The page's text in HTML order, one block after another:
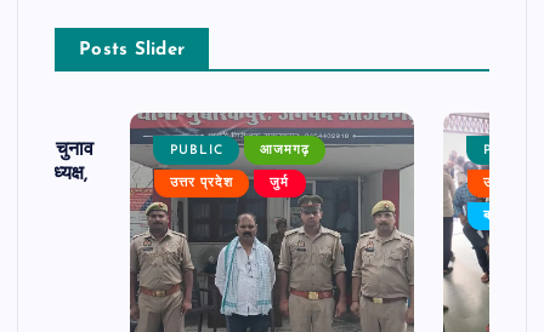
Posts Slider
का चुनाव
बने अध्यक्ष,
PUBLIC आजमगढ़
उत्तर प्रदेश जुर्म
PUBLIC
उत्तर
बड़ी खबर